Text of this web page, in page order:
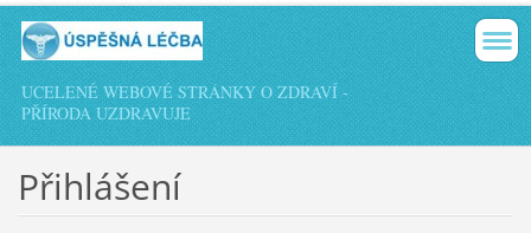
UCELENÉ WEBOVÉ STRÁNKY O ZDRAVÍ -
PŘÍRODA UZDRAVUJE
Přihlášení